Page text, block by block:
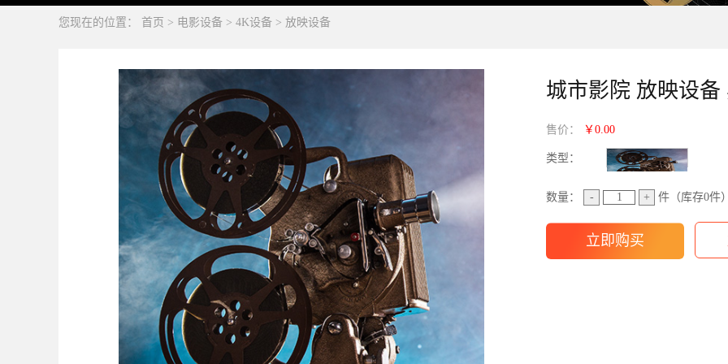
您现在的位置： 首页 > 电影设备 > 4K设备 > 放映设备
城市影院 放映设备
售价： ￥0.00
类型：
数量： - + 件（库存0件